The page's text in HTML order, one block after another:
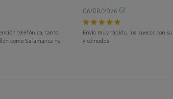
telefónica, tanto
como Salamanca ha
06/08/2026
Envío muy rápido, los zuecos son
y cómodos.